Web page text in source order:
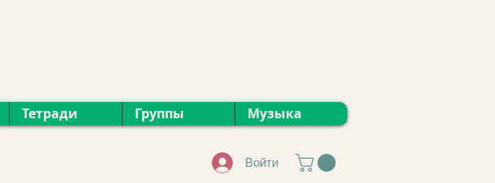
Тетради Группы Музыка
Войти